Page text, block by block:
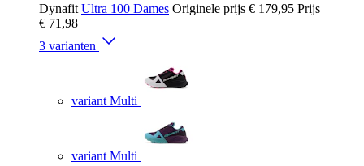
Dynafit Ultra 100 Dames Originele prijs € 179,95 Prijs
€ 71,98
3 varianten
variant Multi
variant Multi